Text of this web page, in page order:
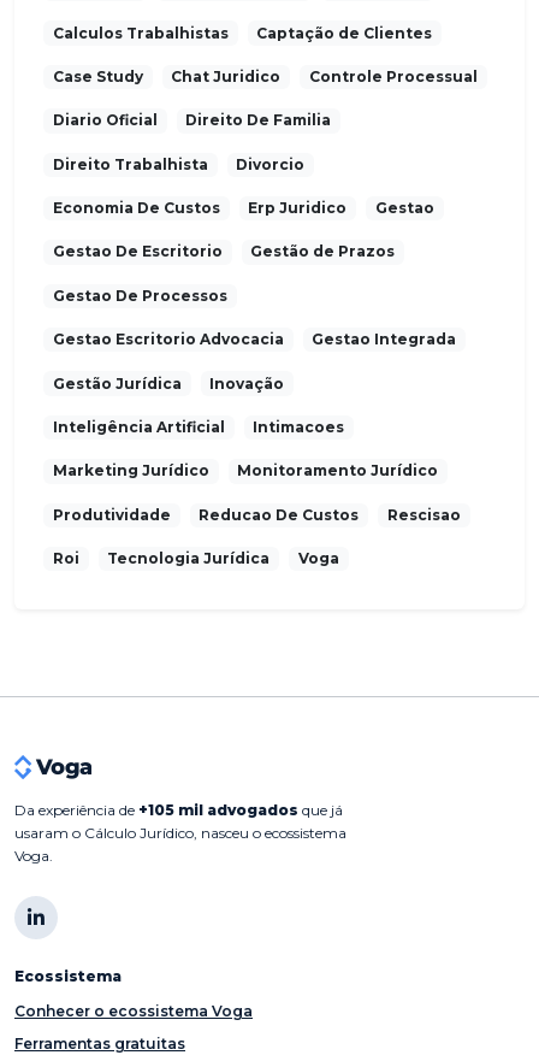
Calculos Trabalhistas Captação de Clientes
Case Study Chat Juridico Controle Processual
Diario Oficial Direito De Familia
Direito Trabalhista Divorcio
Economia De Custos Erp Juridico Gestao
Gestao De Escritorio Gestão de Prazos
Gestao De Processos
Gestao Escritorio Advocacia Gestao Integrada
Gestão Jurídica Inovação
Inteligência Artificial Intimacoes
Marketing Jurídico Monitoramento Jurídico
Produtividade Reducao De Custos Rescisao
Roi Tecnologia Jurídica Voga
Da experiência de +105 mil advogados que já
usaram o Cálculo Jurídico, nasceu o ecossistema
Voga.
Ecossistema
Conhecer o ecossistema Voga
Ferramentas gratuitas